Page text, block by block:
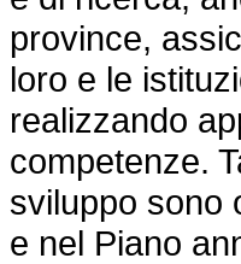
province,
loro e le
realizzando
competenze.
sviluppo sono
e nel Piano